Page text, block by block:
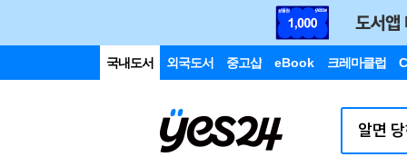
국내도서 외국도서 중고샵 eBook 크레마클럽